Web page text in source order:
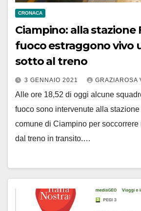
CRONACA
Ciampino: alla stazione
fuoco estraggono vivo
sotto al treno
3 GENNAIO 2021 GRAZIAROSA
Alle ore 18,52 di oggi alcune
fuoco sono intervenute alla stazione
comune di Ciampino per
dal treno in transito.…